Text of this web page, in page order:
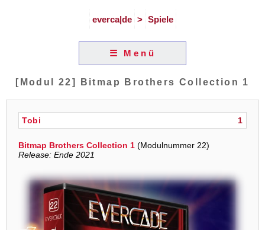
everca|de > Spiele
☰ Menü
[Modul 22] Bitmap Brothers Collection 1
1
Tobi
Bitmap Brothers Collection 1 (Modulnummer 22)
Release: Ende 2021